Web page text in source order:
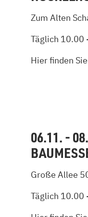
Zum Alten
Täglich 10.00
Hier finden
06.11. -
Große Allee
Täglich 10.00